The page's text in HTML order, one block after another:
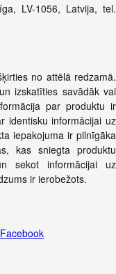
LV-1056, Latvija, tel.
no attēlā redzamā.
izskatīties savādāk vai
par produktu ir
identisku informācijai uz
iepakojuma ir pilnīgāka
kas sniegta produktu
sekot informācijai uz
ir ierobežots.
Facebook